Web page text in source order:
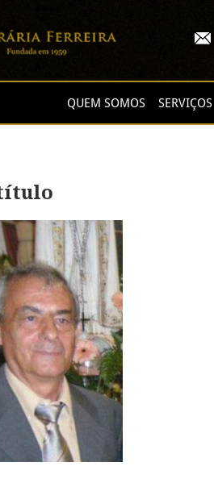
QUEM SOMOS SERVIÇOS